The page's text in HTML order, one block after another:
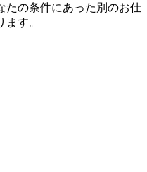
たの条件にあった別のお仕
ます。